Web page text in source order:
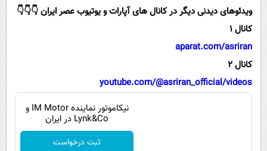
مجله تصویری سلاح
ورزش
گوناگون
حوادث
محیط زیست
آشپزی
دانلود
آموزش زبان
ویدئوهای دیدنی دیگر در کانال های آپارات و یوتیوب عصر ایران 👇👇👇
کانال 1
aparat.com/asriran
کانال 2
youtube.com/@asriran_official/videos
نیکاموتور نماینده IM Motor و
Lynk&Co در ایران
ثبت درخواست